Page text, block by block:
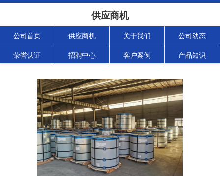
供应商机
公司首页 供应商机 关于我们 公司动态
荣誉认证 招聘中心 客户案例 产品知识